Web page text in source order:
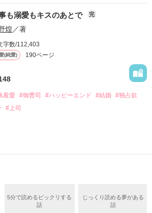
よう』と真っ直ぐに告げてきた。
、好きという気持ちを隠すことなく
美桜がストーカー被害に
。
は同居を提案してきて――。
)
ぺい)
話の改稿版です＊
前の職場でうまくいかなかった梅田美
をしていたところ、日本人美青年と出会
夜限りの関係となる。
い職場でワンナイトした美青年と再会。
ある財閥御曹司にも関わらず、一族を離
の実業家、社内でも冷徹だと評判な社長
ったのだ――！
猫の世話係を命じられた美桜は、猫の世
の関係となってしまい――？
も溺愛もキスのあとで 完
煌／著
字数/112,403
(純愛) 190ページ
着愛 #御曹司 #ハッピーエンド #結婚 #独占欲
#上司
働いている。
垣守（26）がいるのだが、後輩の姫原由
屋雛子』と馬鹿にされ、一人こっそり泣い
5分で読めるビックリする
話
じっくり読める夢がある
話